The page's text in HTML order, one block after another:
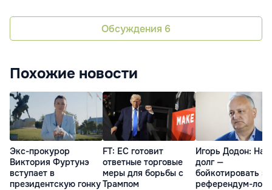
Обсуждения 6
Похожие новости
Экс-прокурор
Виктория Фуртунэ
вступает в
президентскую гонку
FT: ЕС готовит
ответные торговые
меры для борьбы с
Трампом
Игорь Додон: Наш
долг —
бойкотировать
референдум-